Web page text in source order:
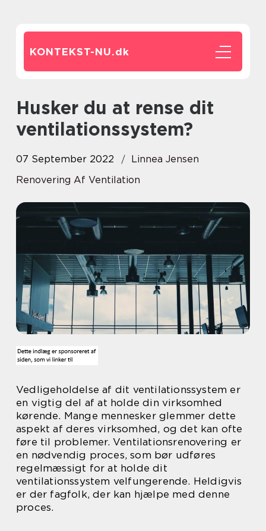
KONTEKST-NU.dk
Husker du at rense dit
ventilationssystem?
07 September 2022
Linnea Jensen
Renovering Af Ventilation
Vedligeholdelse af dit ventilationssystem er
en vigtig del af at holde din virksomhed
kørende. Mange mennesker glemmer dette
aspekt af deres virksomhed, og det kan ofte
føre til problemer. Ventilationsrenovering er
en nødvendig proces, som bør udføres
regelmæssigt for at holde dit
ventilationssystem velfungerende. Heldigvis
er der fagfolk, der kan hjælpe med denne
proces.